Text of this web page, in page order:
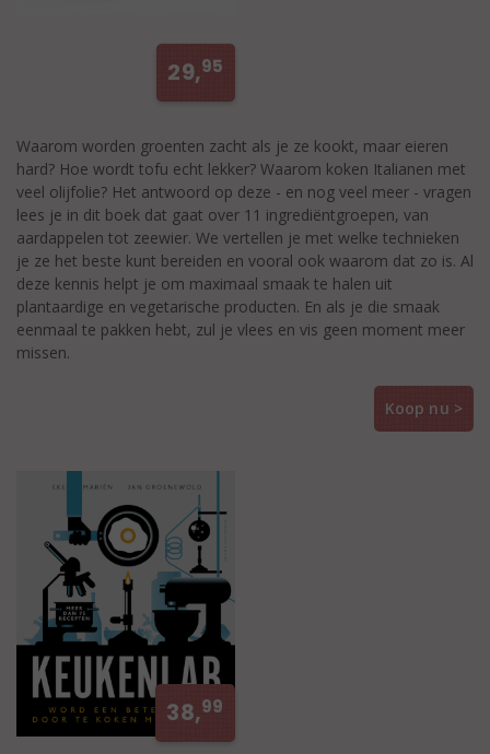
29,95
Waarom worden groenten zacht als je ze kookt, maar eieren
hard? Hoe wordt tofu echt lekker? Waarom koken Italianen met
veel olijfolie? Het antwoord op deze - en nog veel meer - vragen
lees je in dit boek dat gaat over 11 ingrediëntgroepen, van
aardappelen tot zeewier. We vertellen je met welke technieken
je ze het beste kunt bereiden en vooral ook waarom dat zo is. Al
deze kennis helpt je om maximaal smaak te halen uit
plantaardige en vegetarische producten. En als je die smaak
eenmaal te pakken hebt, zul je vlees en vis geen moment meer
missen.
Koop nu >
38,99